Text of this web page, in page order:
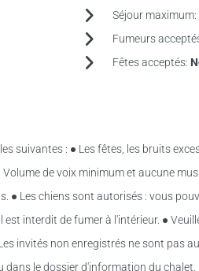
Séjour maximum:
Fumeurs
Fêtes acceptés:
suivantes : ● Les fêtes, les bruits
de voix minimum et aucune
● Les chiens sont autorisés : vous
interdit de fumer à l'intérieur. ●
invités non enregistrés ne sont pas
dans le dossier d'information du chalet.